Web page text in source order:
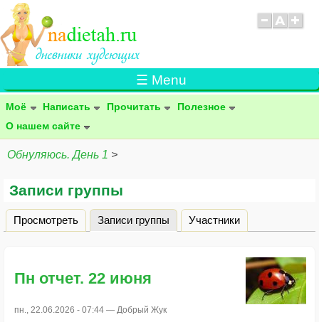
☰ Menu
Моё Написать Прочитать
Полезное
О нашем сайте
Обнуляюсь. День 1 >
Записи группы
Главные вкладки
Просмотреть Записи группы (активная вкладка)
Участники
Пн отчет. 22 июня
пн., 22.06.2026 - 07:44 — Добрый Жук